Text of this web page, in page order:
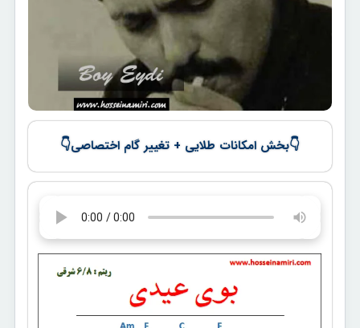
👇بخش امکانات طلایی + تغییر گام اختصاصی👇